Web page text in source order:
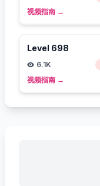
视频指南 →
Level 698
6.1K
视频指南 →